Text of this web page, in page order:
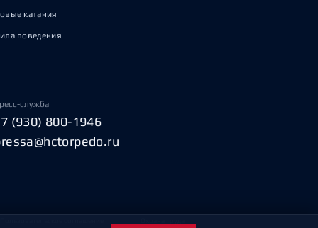
катания
поведения
служба
(930) 800-1946